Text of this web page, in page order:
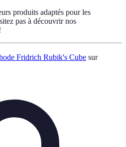
produits adaptés pour les
pas à découvrir nos
Fridrich Rubik's Cube sur